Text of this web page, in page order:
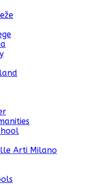
Arti Milano